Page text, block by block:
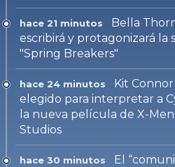
hace 21 minutos
Bella
escribirá y protagonizará la
"Spring Breakers"
hace 24 minutos
Kit Connor
elegido para interpretar a
la nueva película de X-Men
Studios
hace 30 minutos
El